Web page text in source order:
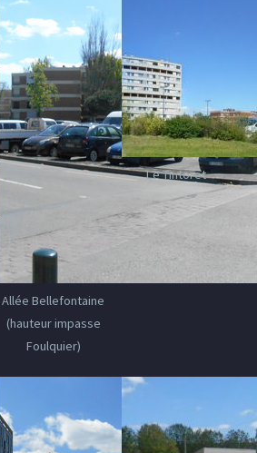
Allée Bellefontaine
(hauteur impasse
Foulquier)
Le Tintoret